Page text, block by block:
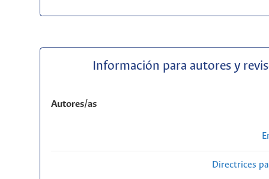
Información para autores y
Autores/as
Directrices